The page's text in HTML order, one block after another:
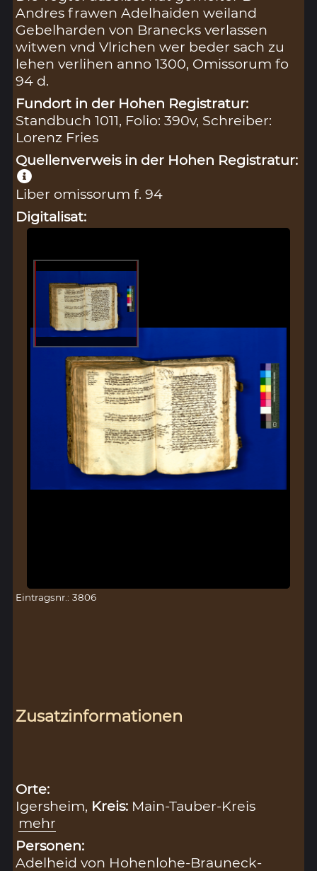
Andres frawen Adelhaiden weiland
Gebelharden von Branecks verlassen
witwen vnd Vlrichen wer beder sach zu
lehen verlihen anno 1300, Omissorum fo
94 d.
Fundort in der Hohen Registratur:
Standbuch 1011, Folio: 390v, Schreiber:
Lorenz Fries
Quellenverweis in der Hohen Registratur:
Liber omissorum f. 94
Digitalisat:
Eintragsnr.: 3806
Zusatzinformationen
Orte:
Igersheim, Kreis: Main-Tauber-Kreis
mehr
Personen:
Adelheid von Hohenlohe-Brauneck-